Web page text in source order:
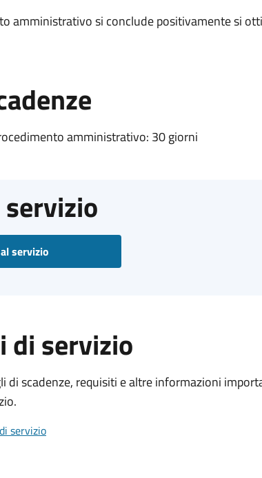
amministrativo si conclude positivamente si
amministrativo: 30 giorni
servizio
di servizio
di scadenze, requisiti e altre informazioni
servizio